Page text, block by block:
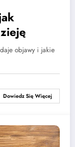
daje objawy i jakie
Dowiedz Się Więcej